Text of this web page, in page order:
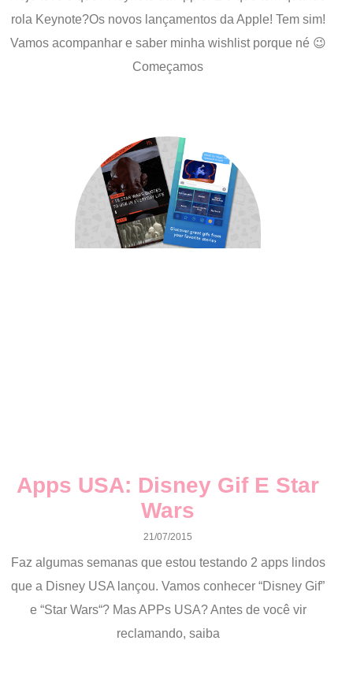
rola Keynote?Os novos lançamentos da Apple! Tem sim!
Vamos acompanhar e saber minha wishlist porque né 😉
Começamos
Apps USA: Disney Gif E Star
Wars
21/07/2015
Faz algumas semanas que estou testando 2 apps lindos
que a Disney USA lançou. Vamos conhecer “Disney Gif”
e “Star Wars“? Mas APPs USA? Antes de você vir
reclamando, saiba